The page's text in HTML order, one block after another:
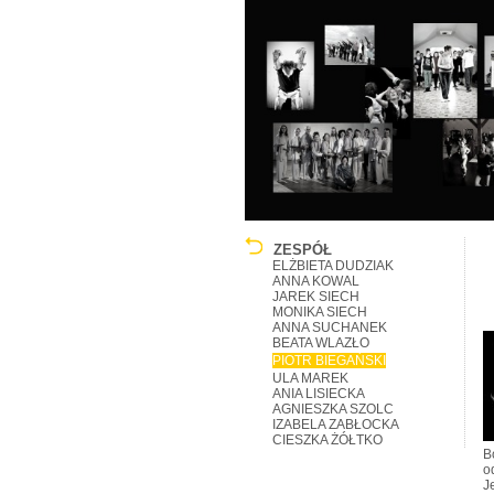
ZESPÓŁ
ELŻBIETA DUDZIAK
ANNA KOWAL
JAREK SIECH
MONIKA SIECH
ANNA SUCHANEK
BEATA WLAZŁO
PIOTR BIEGAŃSKI
ULA MAREK
ANIA LISIECKA
AGNIESZKA SZOLC
IZABELA ZABŁOCKA
CIESZKA ŻÓŁTKO